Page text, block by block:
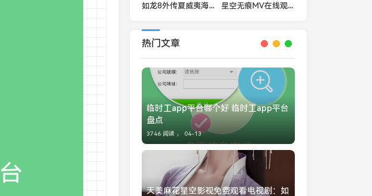
如龙8外传夏威夷海盗性感姐妹船员招募方法 星空无痕MV在线观看：探索音乐与视觉的完美融合
热门文章
临时工app平台哪个好 临时工app平台
盘点
3746 阅读 ， 04-13
天美麻花星空影视免费观看电视剧：如